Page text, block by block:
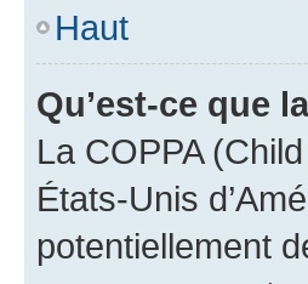
Haut
Qu’est-ce que
La COPPA
États-Unis
potentiellement